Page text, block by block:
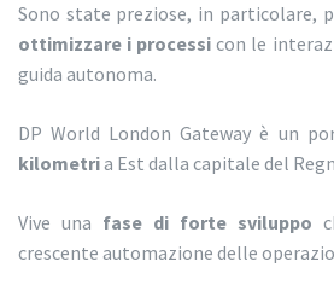
Sono state preziose, in particolare,
ottimizzare i processi con le
guida autonoma.
DP World London Gateway è un
kilometria Est dalla capitale del
Vive una fase di forte sviluppo
crescente automazione delle